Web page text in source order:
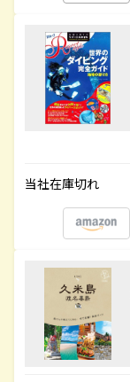
当社在庫切れ